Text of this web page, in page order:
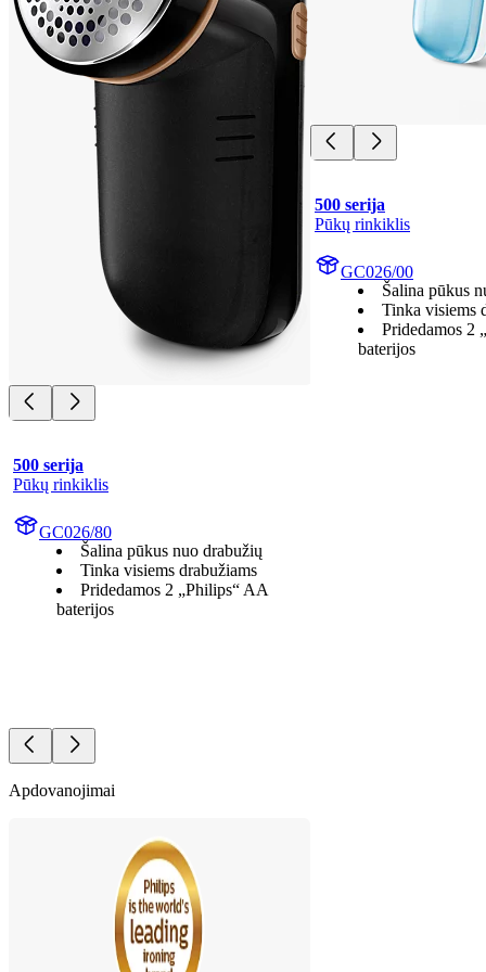
500 serija
Pūkų rinkiklis
GC026/80
Šalina pūkus nuo drabužių
Tinka visiems drabužiams
Pridedamos 2 „Philips“ AA
baterijos
500 serija
Pūkų rinkiklis
GC026/00
Šalina pūkus
Tinka visiems
Pridedamos 2
baterijos
Apdovanojimai